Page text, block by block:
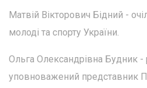
Матвій Вікторович Бідний -
молоді та спорту України.
Ольга Олександрівна Будник -
уповноважений представник